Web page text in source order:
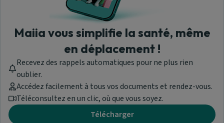
Maiia vous simplifie la santé, même
en déplacement !
Recevez des rappels automatiques pour ne plus rien
oublier.
Accédez facilement à tous vos documents et rendez-vous.
Téléconsultez en un clic, où que vous soyez.
Télécharger